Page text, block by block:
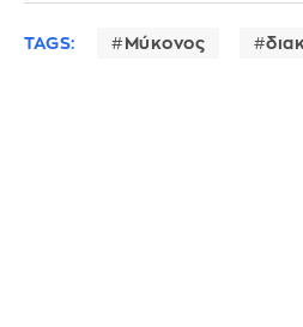
TAGS: Μύκονος